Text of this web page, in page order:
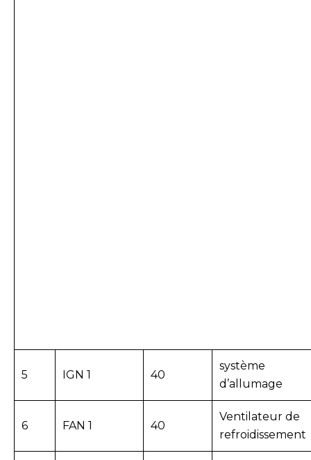
5 IGN 1 40
système
d’allumage
6 FAN 1 40
Ventilateur de
refroidissement